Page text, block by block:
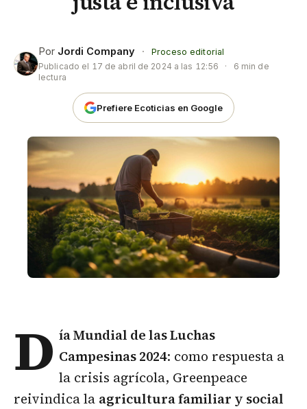
Por Jordi Company ·
Proceso editorial
Publicado el 17 de abril de 2024 a las 12:56 ·
6 min de
lectura
Prefiere Ecoticias en Google
D ía Mundial de las Luchas
Campesinas 2024: como respuesta a
la crisis agrícola, Greenpeace
reivindica la agricultura familiar y social